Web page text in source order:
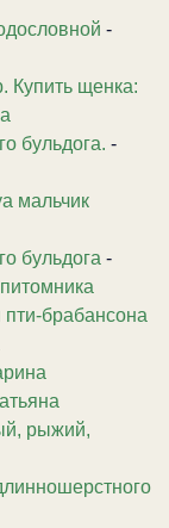
-
Купить щенка:
бульдога. -
мальчик
бульдога -
брабансона
рыжий,